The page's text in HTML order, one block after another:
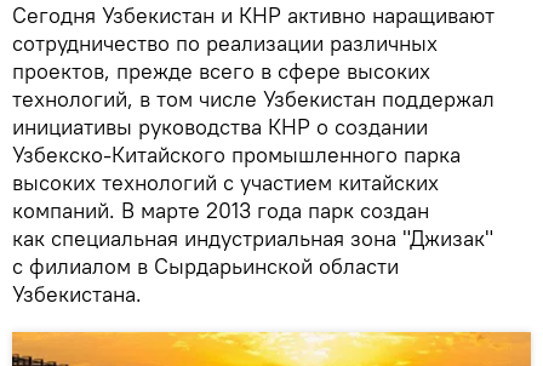
Сегодня Узбекистан и КНР активно наращивают
сотрудничество по реализации различных
проектов, прежде всего в сфере высоких
технологий, в том числе Узбекистан поддержал
инициативы руководства КНР о создании
Узбекско-Китайского промышленного парка
высоких технологий с участием китайских
компаний. В марте 2013 года парк создан
как специальная индустриальная зона "Джизак"
с филиалом в Сырдарьинской области
Узбекистана.